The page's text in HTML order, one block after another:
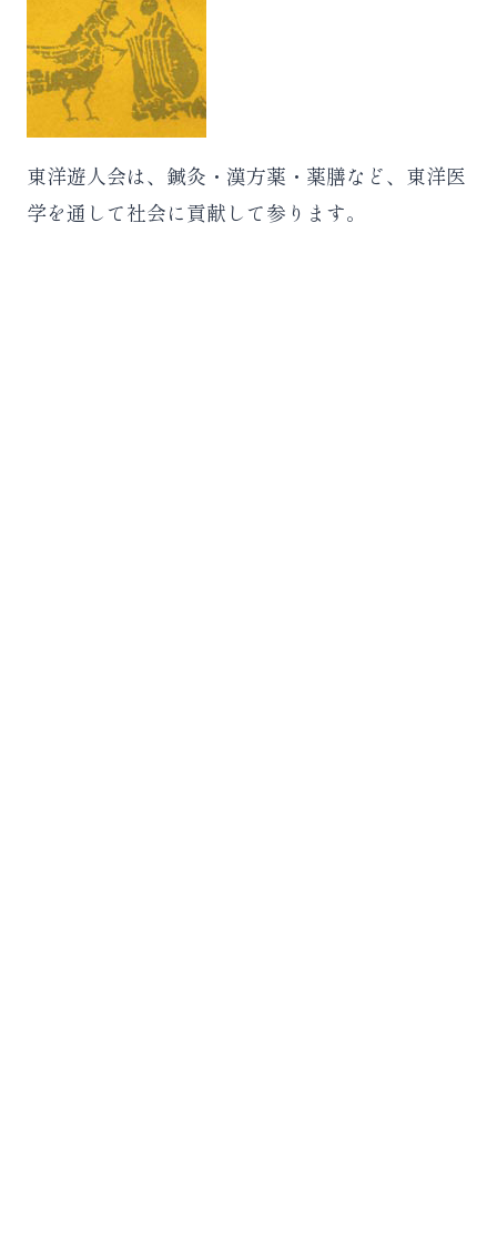
東洋遊人会は、鍼灸・漢方薬・薬膳など、東洋医
学を通して社会に貢献して参ります。